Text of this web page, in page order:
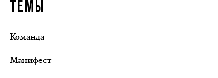
ТЕМЫ
Команда
Манифест